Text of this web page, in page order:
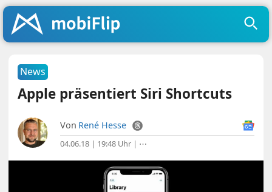
News
Apple präsentiert Siri Shortcuts
Von René Hesse
04.06.18 | 19:48 Uhr | ⋯